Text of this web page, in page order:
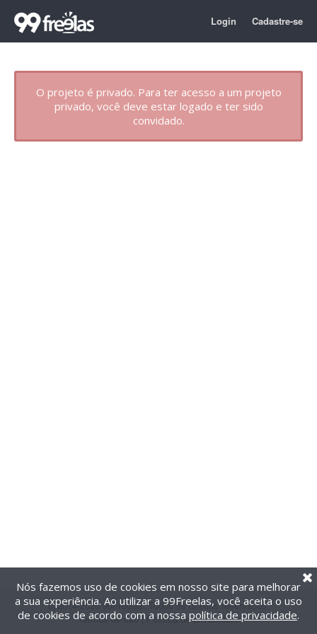
Login Cadastre-se
O projeto é privado. Para ter acesso a um projeto
privado, você deve estar logado e ter sido
convidado.
@2014-2026 99Freelas. Todos os direitos reservados.
Termos de uso| Política de privacidade
Nós fazemos uso de cookies em nosso site para melhorar
a sua experiência. Ao utilizar a 99Freelas, você aceita o uso
de cookies de acordo com a nossa política de privacidade.